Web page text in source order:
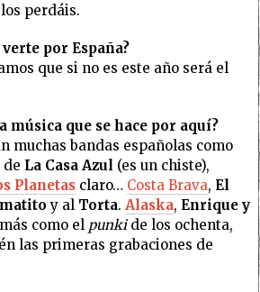
perdáis.
por España?
que si no es este año será el
música que se hace por aquí?
muchas bandas españolas como
de La Casa Azul (es un chiste),
Planetas claro… Costa Brava, El
y al Torta. Alaska, Enrique y
como el punkide los ochenta,
las primeras grabaciones de